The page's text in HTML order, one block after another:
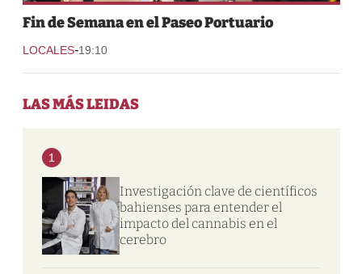
Fin de Semana en el Paseo Portuario
LOCALES-19:10
LAS MÁS LEIDAS
1
Investigación clave de científicos
bahienses para entender el
impacto del cannabis en el
cerebro